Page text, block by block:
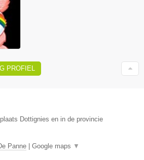
PROFIEL
Dottignies en in de provincie
Panne Google maps ▼